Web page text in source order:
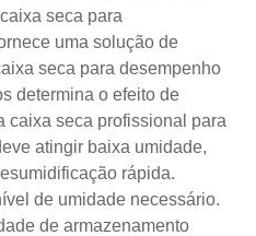
seca para
uma solução de
seca para desempenho
determina o efeito de
caixa seca profissional para
atingir baixa umidade,
rápida.
de umidade necessário.
de armazenamento